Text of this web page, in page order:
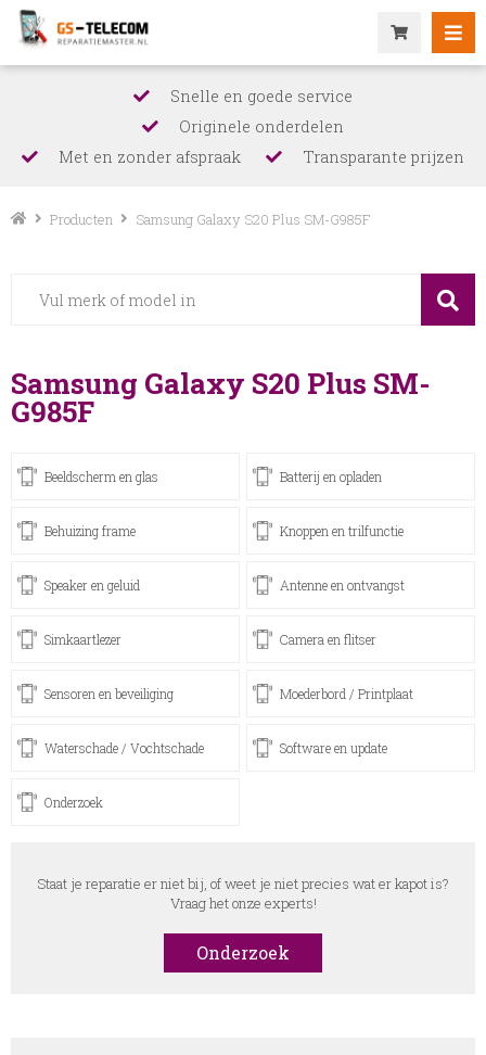
Snelle en goede service
Originele onderdelen
Met en zonder afspraak
Transparante prijzen
Producten Samsung Galaxy S20 Plus SM-G985F
Samsung Galaxy S20 Plus SM-
G985F
Beeldscherm en glas Batterij en opladen
Behuizing frame Knoppen en trilfunctie
Speaker en geluid Antenne en ontvangst
Simkaartlezer Camera en flitser
Sensoren en beveiliging Moederbord / Printplaat
Waterschade / Vochtschade Software en update
Onderzoek
Staat je reparatie er niet bij, of weet je niet precies wat er kapot is?
Vraag het onze experts!
Onderzoek